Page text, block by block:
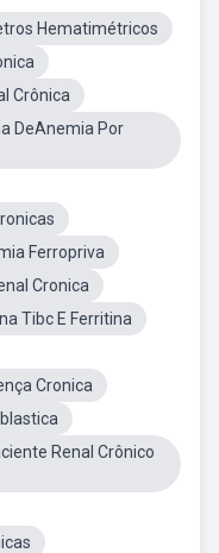
Hematimétricos
Crônica
DeAnemia Por
Ferropriva
Cronica
Tibc E Ferritina
Cronica
Renal Crônico